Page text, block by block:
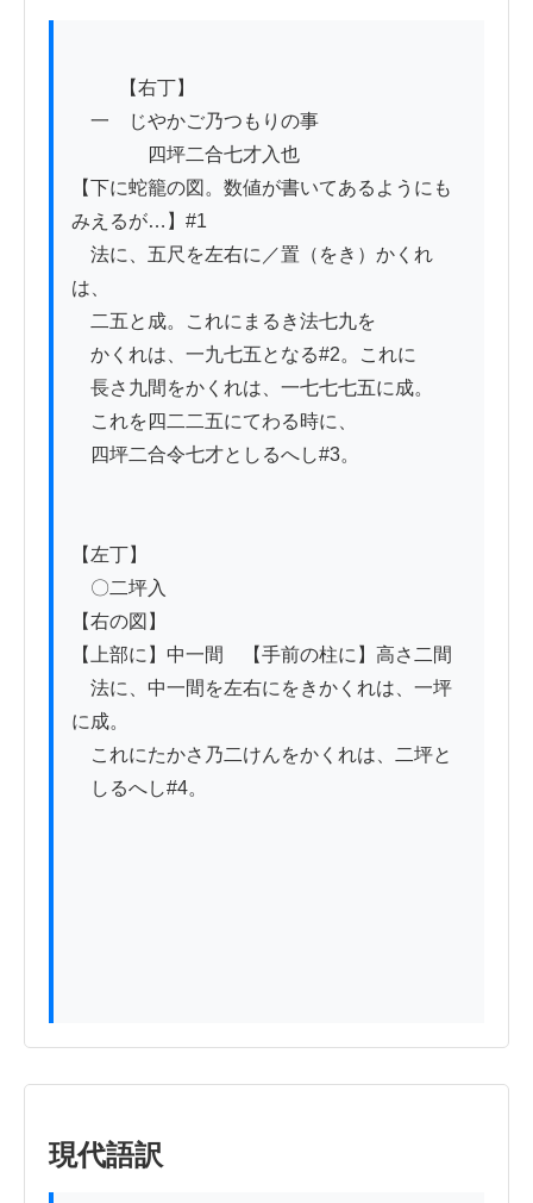
一　じやかご乃つもりの事
四坪二合七才入也
【下に蛇籠の図。数値が書いてあるようにも
みえるが…】#1
法に、五尺を左右に／置（をき）かくれ
は、
二五と成。これにまるき法七九を
かくれは、一九七五となる#2。これに
長さ九間をかくれは、一七七七五に成。
これを四二二五にてわる時に、
四坪二合令七才としるへし#3。
【左丁】
〇二坪入
【右の図】
【上部に】中一間　【手前の柱に】高さ二間
法に、中一間を左右にをきかくれは、一坪
に成。
これにたかさ乃二けんをかくれは、二坪と
しるへし#4。
現代語訳